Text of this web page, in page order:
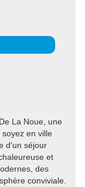
La Noue, une
en ville
d'un séjour
et
des
conviviale.